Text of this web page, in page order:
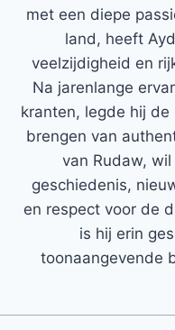
met een diepe
land, heeft
veelzijdigheid en
Na jarenlange
kranten, legde hij
brengen van
van Rudaw,
geschiedenis,
en respect voor de
is hij erin
toonaangevende